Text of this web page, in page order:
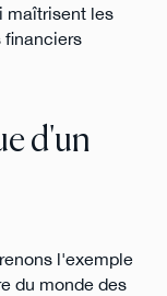
maîtrisent les
financiers
d'un
l'exemple
du monde des